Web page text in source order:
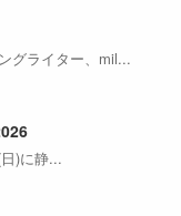
グライター、mil...
)に静...